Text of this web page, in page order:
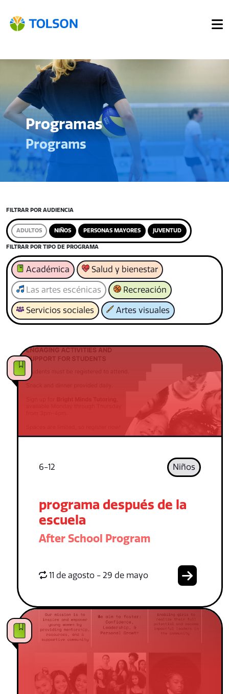
Programas
Programs
FILTRAR POR AUDIENCIA
ADULTOS NIÑOS PERSONAS MAYORES JUVENTUD
FILTRAR POR TIPO DE PROGRAMA
Académica Salud y bienestar
Las artes escénicas Recreación
Servicios sociales Artes visuales
6-12 Niños
programa después de la
escuela
After School Program
11 de agosto - 29 de mayo